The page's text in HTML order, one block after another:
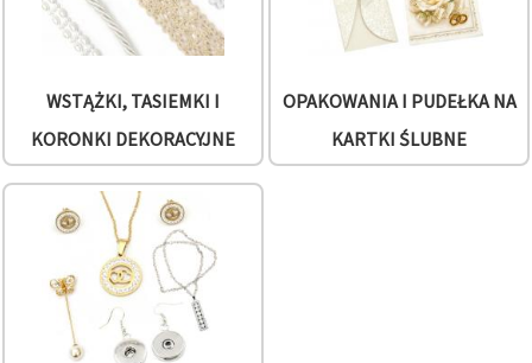
Akceptuj
wszystkie
Ustawienia
WSTĄŻKI, TASIEMKI I
KORONKI DEKORACYJNE
OPAKOWANIA I PUDEŁKA NA
KARTKI ŚLUBNE